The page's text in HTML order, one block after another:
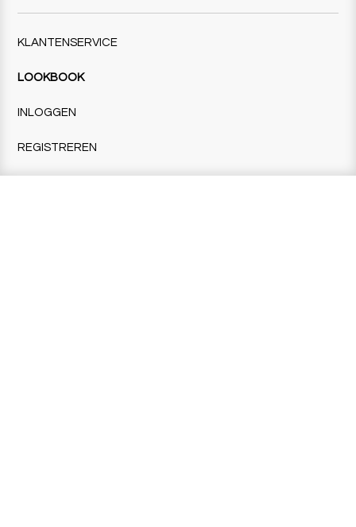
KLANTENSERVICE
LOOKBOOK
INLOGGEN
REGISTREREN